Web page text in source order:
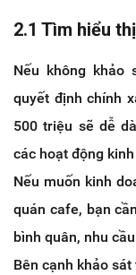
2.1 Tìm hiểu
Nếu không khảo
quyết định chính
500 triệu sẽ dễ
các hoạt động
Nếu muốn kinh
quán cafe, bạn
bình quân, nhu
Bên cạnh khảo